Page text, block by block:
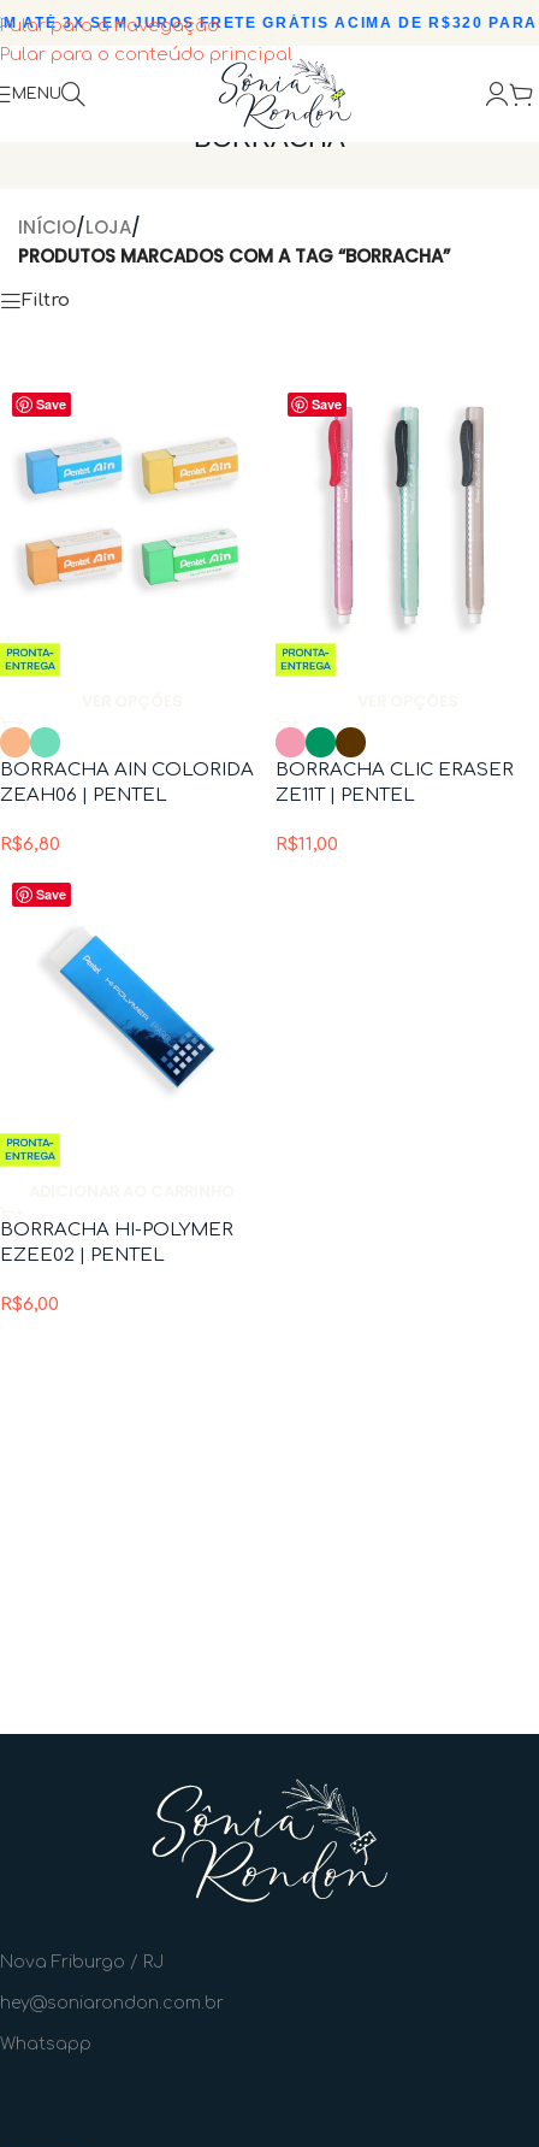
Pular para a navegação
Pular para o conteúdo principal
ATÉ 3X SEM JUROS•FRETE GRÁTIS ACIMA DE R$320 PARA
MENU
BORRACHA
INÍCIO/LOJA/
PRODUTOS MARCADOS COM A TAG “BORRACHA”
Filtro
Save
BORRACHA AIN COLORIDA
ZEAH06 | PENTEL
R$6,80
Save
BORRACHA CLIC ERASER
ZE11T | PENTEL
R$11,00
Save
BORRACHA HI-POLYMER
EZEE02 | PENTEL
R$6,00
Nova Friburgo / RJ
hey@soniarondon.com.br
Whatsapp